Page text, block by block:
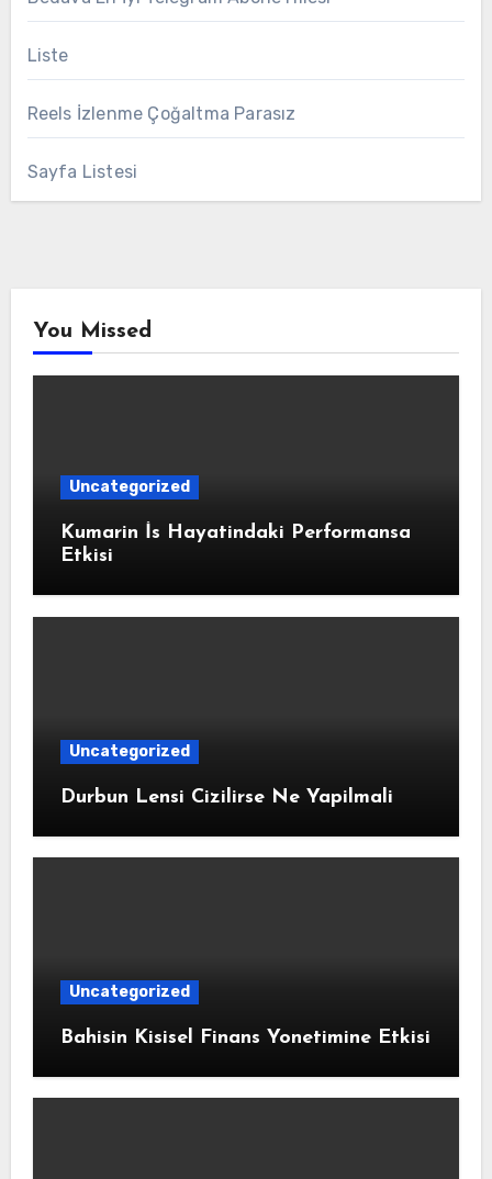
Liste
Reels İzlenme Çoğaltma Parasız
Sayfa Listesi
You Missed
Uncategorized
Kumarin İs Hayatindaki Performansa
Etkisi
Uncategorized
Durbun Lensi Cizilirse Ne Yapilmali
Uncategorized
Bahisin Kisisel Finans Yonetimine Etkisi